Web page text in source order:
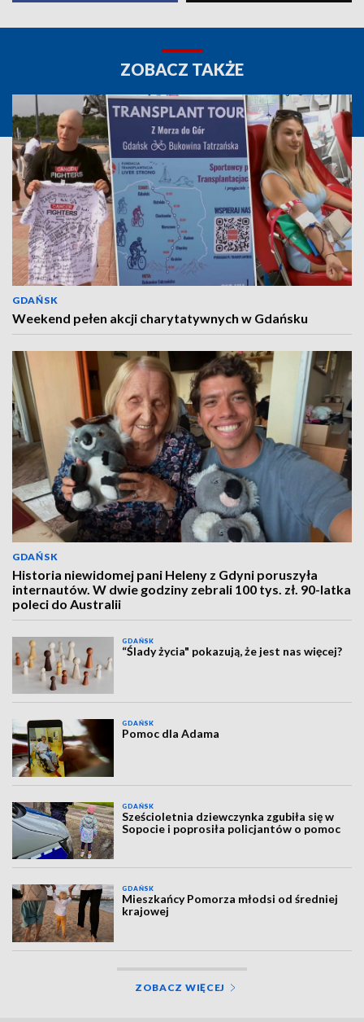
ZOBACZ TAKŻE
GDAŃSK
Weekend pełen akcji charytatywnych w Gdańsku
GDAŃSK
Historia niewidomej pani Heleny z Gdyni poruszyła
internautów. W dwie godziny zebrali 100 tys. zł. 90-latka
poleci do Australii
GDAŃSK
“Ślady życia" pokazują, że jest nas więcej?
GDAŃSK
Pomoc dla Adama
GDAŃSK
Sześcioletnia dziewczynka zgubiła się w
Sopocie i poprosiła policjantów o pomoc
GDAŃSK
Mieszkańcy Pomorza młodsi od średniej
krajowej
ZOBACZ WIĘCEJ